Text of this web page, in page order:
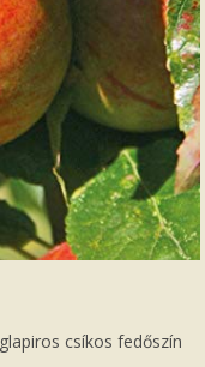
csíkos fedőszín